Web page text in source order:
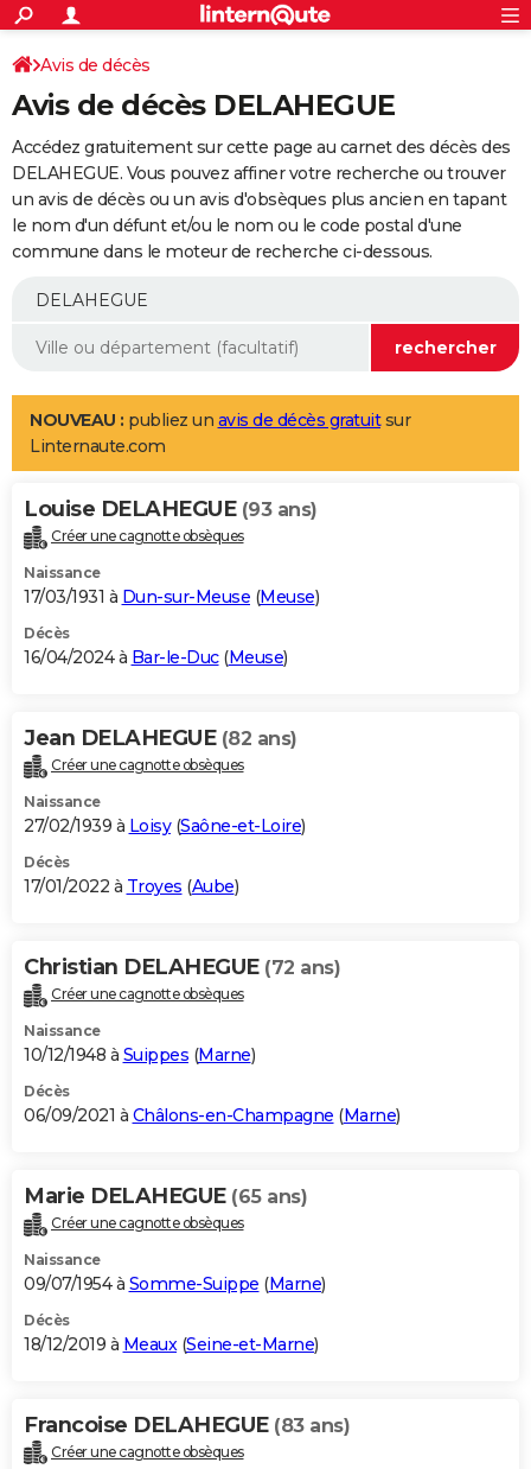
ACTUALITÉS
Politique
Société
Faits Divers
Education
Monde
Villes
+
SPORT
Coupe du monde 2026
Football
Tennis
Cyclisme
Rugby
Forum
Programme TV
TNT
Streaming
Cinéma
Sorties cinéma
Musique
+
FINANCE
Impôts
Immobilier
Risques naturels par ville
Banque
Assurance
Crédit
AUTO
Essais
Réserver un essai
Citadines
Berlines
SUV
Forum auto
+
Mobiles
Meilleur smartphone
Internet
Ordinateurs
Jeux vidéo
Guide high-tech
Aménagement intérieur
LIFESTYLE
Art de vivre
Bien-être
Loisirs
Mode
Modes de vie
Alimentation
Guide de la santé
Maladies
Médicaments
Sommeil
VOYAGE
Destinations
City break
Voyage nature
Voyage de noces
Forum
Climat
+PHOTO
GUIDES D'ACHAT
BONS PLANS
Carte de Noël
Carte Bonne année
Carte Saint-Valentin
Carte Pâques
Carte d'anniversaire
DICTIONNAIRE
Dictionnaire
Biographies
Citations
Expressions
Proverbes
PROGRAMME TV
S'inscrire
Se connecter
Lycées
Collèges
Primaires
Universités
Entreprises
Service militaire
Avis de recherche
AVIS DE DÉCÈS
Bricolage
Lifestyle
Culture
Sport
Auto
Television
Voyage
Cinema
Avis de décès
Avis de décès DELAHEGUE
Accédez gratuitement sur cette page au carnet des décès des
DELAHEGUE. Vous pouvez affiner votre recherche ou trouver
un avis de décès ou un avis d'obsèques plus ancien en tapant
le nom d'un défunt et/ou le nom ou le code postal d'une
commune dans le moteur de recherche ci-dessous.
NOUVEAU : publiez un avis de décès gratuitsur
Linternaute.com
Louise DELAHEGUE (93 ans)
Créer une cagnotte obsèques
Naissance
17/03/1931 à Dun-sur-Meuse (Meuse)
Décès
16/04/2024 à Bar-le-Duc(Meuse)
Jean DELAHEGUE (82 ans)
Créer une cagnotte obsèques
Naissance
27/02/1939 à Loisy(Saône-et-Loire)
Décès
17/01/2022 à Troyes (Aube)
Christian DELAHEGUE (72 ans)
Créer une cagnotte obsèques
Naissance
10/12/1948 à Suippes (Marne)
Décès
06/09/2021 à Châlons-en-Champagne (Marne)
Marie DELAHEGUE (65 ans)
Créer une cagnotte obsèques
Naissance
09/07/1954 à Somme-Suippe (Marne)
Décès
18/12/2019 à Meaux (Seine-et-Marne)
Francoise DELAHEGUE (83 ans)
Créer une cagnotte obsèques